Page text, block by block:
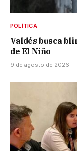
POLÍTICA
Valdés busca
de El Niño
9 de agosto de 2026